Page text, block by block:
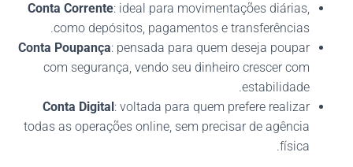
Conta Corrente: ideal para movimentações diárias,
como depósitos, pagamentos e transferências.
Conta Poupança: pensada para quem deseja poupar
com segurança, vendo seu dinheiro crescer com
estabilidade.
Conta Digital: voltada para quem prefere realizar
todas as operações online, sem precisar de agência
física.